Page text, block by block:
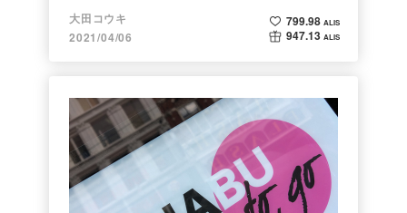
大田コウキ
2021/04/06
799.98 ALIS
947.13 ALIS